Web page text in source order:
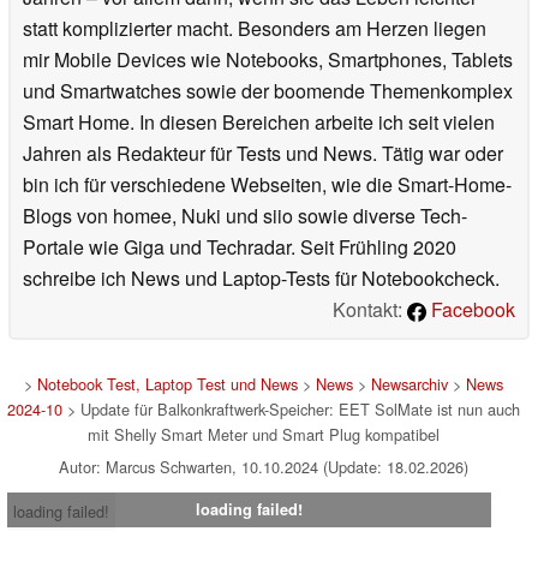
statt komplizierter macht. Besonders am Herzen liegen
mir Mobile Devices wie Notebooks, Smartphones, Tablets
und Smartwatches sowie der boomende Themenkomplex
Smart Home. In diesen Bereichen arbeite ich seit vielen
Jahren als Redakteur für Tests und News. Tätig war oder
bin ich für verschiedene Webseiten, wie die Smart-Home-
Blogs von homee, Nuki und siio sowie diverse Tech-
Portale wie Giga und Techradar. Seit Frühling 2020
schreibe ich News und Laptop-Tests für Notebookcheck.
Kontakt:
Facebook
> Notebook Test, Laptop Test und News> News> Newsarchiv> News
2024-10> Update für Balkonkraftwerk-Speicher: EET SolMate ist nun auch
mit Shelly Smart Meter und Smart Plug kompatibel
Autor: Marcus Schwarten, 10.10.2024 (Update: 18.02.2026)
loading failed!
loading failed!